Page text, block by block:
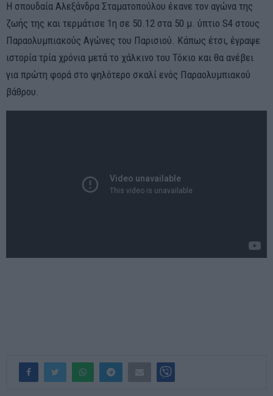
Η σπουδαία Αλεξάνδρα Σταματοπούλου έκανε τον αγώνα της
ζωής της και τερμάτισε 1η σε 50.12 στα 50 μ. ύπτιο S4 στους
Παραολυμπιακούς Αγώνες του Παρισιού. Κάπως έτσι, έγραψε
ιστορία τρία χρόνια μετά το χάλκινο του Τόκιο και θα ανέβει
για πρώτη φορά στο ψηλότερο σκαλί ενός Παραολυμπιακού
βάθρου.